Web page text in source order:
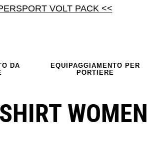
VOLT PACK <<
DA
EQUIPAGGIAMENTO PER
PORTIERE
WOMEN